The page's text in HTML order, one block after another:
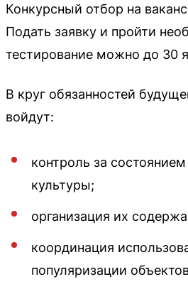
Конкурсный отбор на
Подать заявку и пройти
тестирование можно до 30
В круг обязанностей
войдут:
контроль за
культуры;
организация их
координация
популяризации